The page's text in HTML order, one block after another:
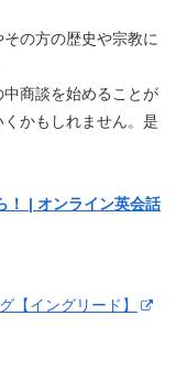
の方の歴史や宗教に
商談を始めることが
かもしれません。是
！ | オンライン英会話
【イングリード】